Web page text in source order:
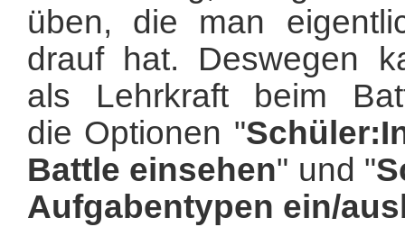
üben, die man
drauf hat. Deswegen
als Lehrkraft beim
die Optionen "
Battle einsehen" und "
Aufgabentypen ein/